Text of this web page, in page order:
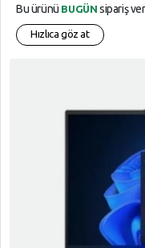
Bu ürünü BUGÜN sipariş
Hızlıca göz at